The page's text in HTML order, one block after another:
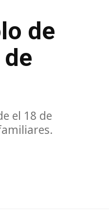
de
el 18 de